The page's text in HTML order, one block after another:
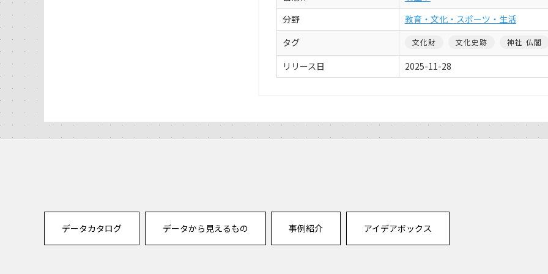
分野
教育・文化・スポーツ・生活
タグ
文化財 文化史跡 神社 仏閣
リリース日 2025-11-28
データカタログ データから見えるもの 事例紹介 アイデアボックス